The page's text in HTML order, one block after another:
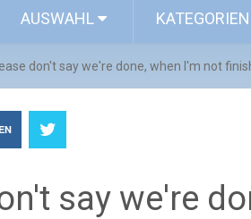
AUSWAHL KATEGORIEN
don't say we're done, when I'm not
say we're